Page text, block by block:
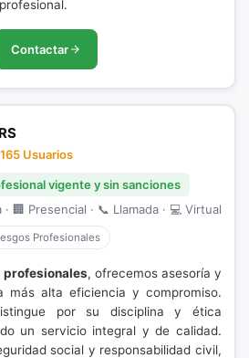
Contactar
165 Usuarios
vigente y sin sanciones
🏢 Presencial · 📞 Llamada · 💻 Virtual
Profesionales
profesionales, ofrecemos asesoría y
más alta eficiencia y compromiso.
por su disciplina y ética
un servicio integral y de calidad.
social y responsabilidad civil,